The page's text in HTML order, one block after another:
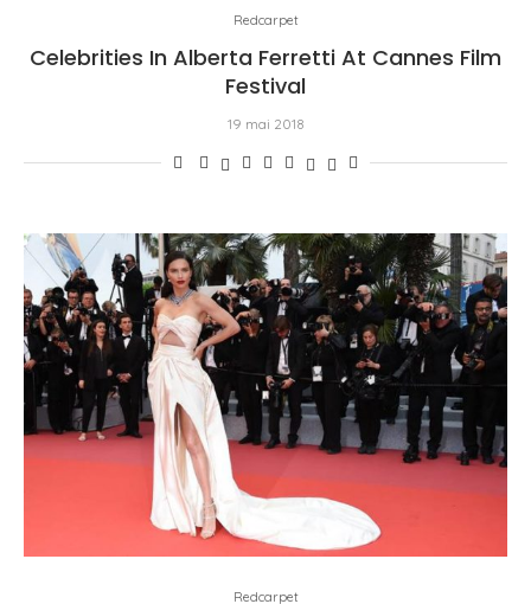
Redcarpet
Celebrities In Alberta Ferretti At Cannes Film
Festival
19 mai 2018
Redcarpet